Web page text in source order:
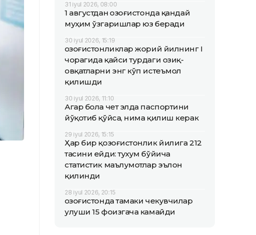
31 iyul 2026, 08:00
1 августдан Қозоғистонда қандай
муҳим ўзгаришлар юз беради
30 iyul 2026, 15:19
Қозоғистонликлар жорий йилнинг I
чорагида қайси турдаги озиқ-
овқатларни энг кўп истеъмол
қилишди
30 iyul 2026, 11:10
Агар бола чет элда паспортини
йўқотиб қўйса, нима қилиш керак
29 iyul 2026, 15:15
Ҳар бир қозоғистонлик йилига 212
тасини ейди: тухум бўйича
статистик маълумотлар эълон
қилинди
28 iyul 2026, 20:15
Қозоғистонда тамаки чекувчилар
улуши 15 фоизгача камайди